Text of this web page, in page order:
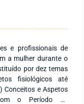
e profissionais de
a mulher durante o
por dez temas
fisiológicos até
Conceitos e Aspetos
o Período de